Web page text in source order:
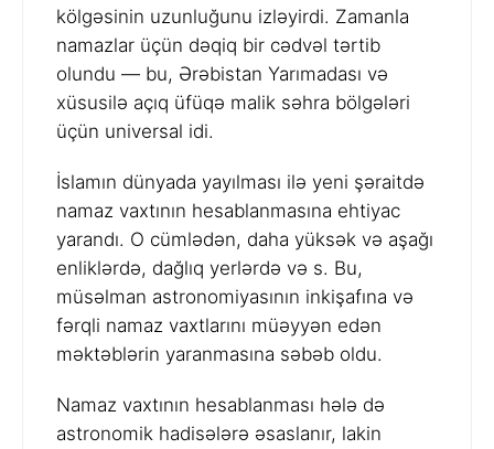
kölgəsinin uzunluğunu izləyirdi. Zamanla
namazlar üçün dəqiq bir cədvəl tərtib
olundu — bu, Ərəbistan Yarımadası və
xüsusilə açıq üfüqə malik səhra bölgələri
üçün universal idi.
İslamın dünyada yayılması ilə yeni şəraitdə
namaz vaxtının hesablanmasına ehtiyac
yarandı. O cümlədən, daha yüksək və aşağı
enliklərdə, dağlıq yerlərdə və s. Bu,
müsəlman astronomiyasının inkişafına və
fərqli namaz vaxtlarını müəyyən edən
məktəblərin yaranmasına səbəb oldu.
Namaz vaxtının hesablanması hələ də
astronomik hadisələrə əsaslanır, lakin